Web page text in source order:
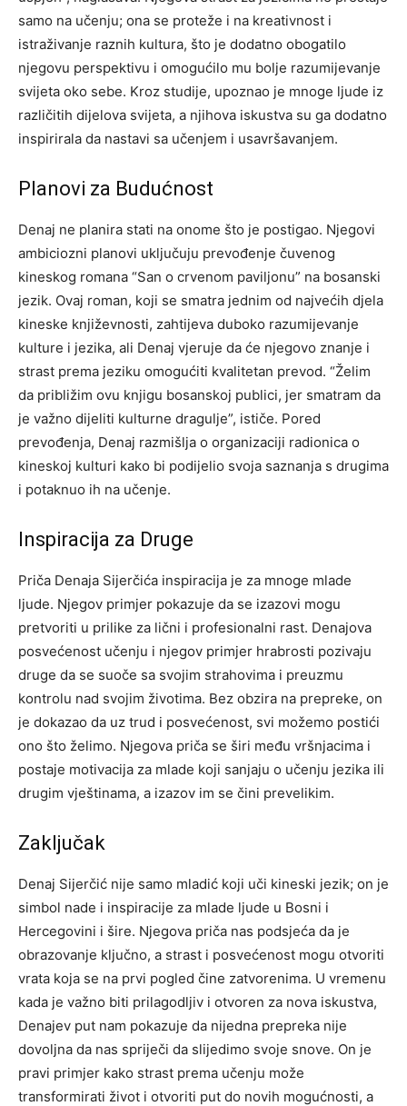
samo na učenju; ona se proteže i na kreativnost i
istraživanje raznih kultura, što je dodatno obogatilo
njegovu perspektivu i omogućilo mu bolje razumijevanje
svijeta oko sebe. Kroz studije, upoznao je mnoge ljude iz
različitih dijelova svijeta, a njihova iskustva su ga dodatno
inspirirala da nastavi sa učenjem i usavršavanjem.
Planovi za Budućnost
Denaj ne planira stati na onome što je postigao. Njegovi
ambiciozni planovi uključuju prevođenje čuvenog
kineskog romana “San o crvenom paviljonu” na bosanski
jezik. Ovaj roman, koji se smatra jednim od najvećih djela
kineske književnosti, zahtijeva duboko razumijevanje
kulture i jezika, ali Denaj vjeruje da će njegovo znanje i
strast prema jeziku omogućiti kvalitetan prevod. “Želim
da približim ovu knjigu bosanskoj publici, jer smatram da
je važno dijeliti kulturne dragulje”, ističe. Pored
prevođenja, Denaj razmišlja o organizaciji radionica o
kineskoj kulturi kako bi podijelio svoja saznanja s drugima
i potaknuo ih na učenje.
Inspiracija za Druge
Priča Denaja Sijerčića inspiracija je za mnoge mlade
ljude. Njegov primjer pokazuje da se izazovi mogu
pretvoriti u prilike za lični i profesionalni rast. Denajova
posvećenost učenju i njegov primjer hrabrosti pozivaju
druge da se suoče sa svojim strahovima i preuzmu
kontrolu nad svojim životima. Bez obzira na prepreke, on
je dokazao da uz trud i posvećenost, svi možemo postići
ono što želimo. Njegova priča se širi među vršnjacima i
postaje motivacija za mlade koji sanjaju o učenju jezika ili
drugim vještinama, a izazov im se čini prevelikim.
Zaključak
Denaj Sijerčić nije samo mladić koji uči kineski jezik; on je
simbol nade i inspiracije za mlade ljude u Bosni i
Hercegovini i šire. Njegova priča nas podsjeća da je
obrazovanje ključno, a strast i posvećenost mogu otvoriti
vrata koja se na prvi pogled čine zatvorenima. U vremenu
kada je važno biti prilagodljiv i otvoren za nova iskustva,
Denajev put nam pokazuje da nijedna prepreka nije
dovoljna da nas spriječi da slijedimo svoje snove. On je
pravi primjer kako strast prema učenju može
transformirati život i otvoriti put do novih mogućnosti, a